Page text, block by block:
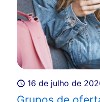
16 de julho de